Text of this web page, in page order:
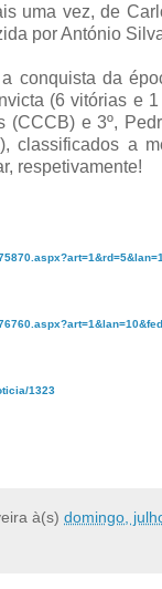
uma vez, de
por António
conquista da
(6 vitórias e
(CCCB) e 3º,
classificados a
respetivamente!
1323
à(s) domingo,